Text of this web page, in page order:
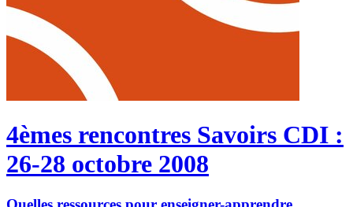
4èmes rencontres Savoirs CDI :
26-28 octobre 2008